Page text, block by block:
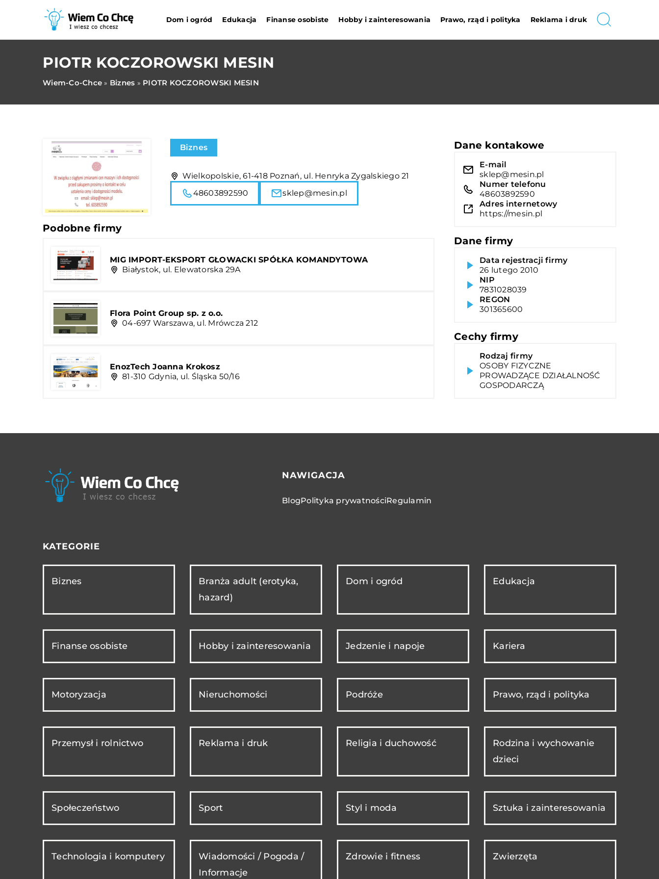
Dom i ogród Edukacja Finanse osobiste Hobby i zainteresowania Prawo, rząd i polityka Reklama i druk
PIOTR KOCZOROWSKI MESIN
Wiem-Co-Chce » Biznes » PIOTR KOCZOROWSKI MESIN
Biznes
Wielkopolskie, 61-418 Poznań, ul. Henryka Zygalskiego 21
48603892590
sklep@mesin.pl
Podobne firmy
MIG IMPORT-EKSPORT GŁOWACKI SPÓŁKA KOMANDYTOWA
Białystok, ul. Elewatorska 29A
Flora Point Group sp. z o.o.
04-697 Warszawa, ul. Mrówcza 212
EnozTech Joanna Krokosz
81-310 Gdynia, ul. Śląska 50/16
Dane kontakowe
E-mail
sklep@mesin.pl
Numer telefonu
48603892590
Adres internetowy
https://mesin.pl
Dane firmy
Data rejestracji firmy
26 lutego 2010
NIP
7831028039
REGON
301365600
Cechy firmy
Rodzaj firmy
OSOBY FIZYCZNE
PROWADZĄCE DZIAŁALNOŚĆ
GOSPODARCZĄ
NAWIGACJA
BlogPolityka prywatnościRegulamin
KATEGORIE
Biznes
Branża adult (erotyka,
hazard)
Dom i ogród Edukacja
Finanse osobiste Hobby i zainteresowania Jedzenie i napoje Kariera
Motoryzacja Nieruchomości Podróże Prawo, rząd i polityka
Przemysł i rolnictwo Reklama i druk Religia i duchowość
Rodzina i wychowanie
dzieci
Społeczeństwo Sport Styl i moda Sztuka i zainteresowania
Technologia i komputery
Wiadomości / Pogoda /
Informacje
Zdrowie i fitness Zwierzęta